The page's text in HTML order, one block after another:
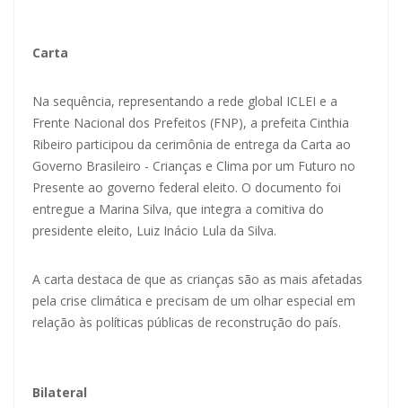
Carta
Na sequência, representando a rede global ICLEI e a
Frente Nacional dos Prefeitos (FNP), a prefeita Cinthia
Ribeiro participou da cerimônia de entrega da Carta ao
Governo Brasileiro - Crianças e Clima por um Futuro no
Presente ao governo federal eleito. O documento foi
entregue a Marina Silva, que integra a comitiva do
presidente eleito, Luiz Inácio Lula da Silva.
A carta destaca de que as crianças são as mais afetadas
pela crise climática e precisam de um olhar especial em
relação às políticas públicas de reconstrução do país.
Bilateral